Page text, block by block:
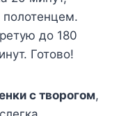
до 180
Готово!
с творогом,